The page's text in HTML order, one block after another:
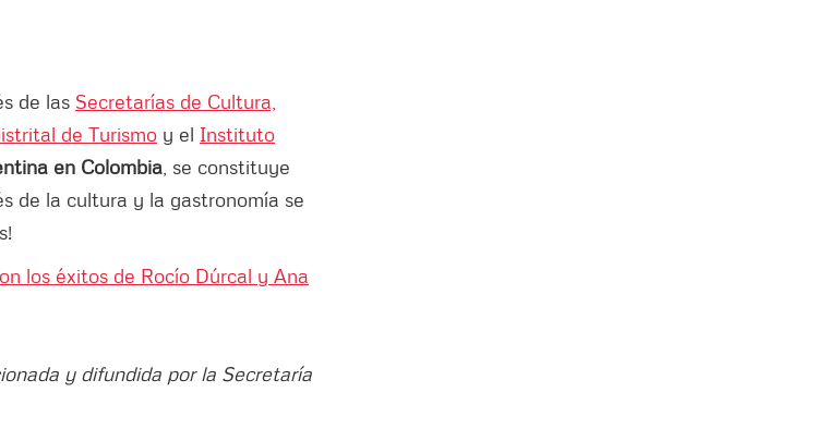
de las Secretarías de Cultura,
de Turismo y el Instituto
en Colombia , se constituye
de la cultura y la gastronomía se
los éxitos de Rocío Dúrcal y Ana
y difundida por la Secretaría